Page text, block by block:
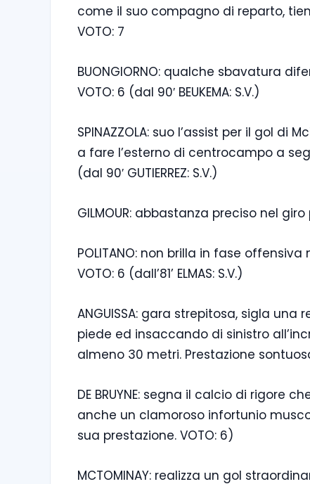
come il suo compagno di reparto,
VOTO: 7
BUONGIORNO: qualche sbavatura
VOTO: 6 (dal 90′ BEUKEMA: S.V.)
SPINAZZOLA: suo l’assist per il gol di
a fare l’esterno di centrocampo a
(dal 90′ GUTIERREZ: S.V.)
GILMOUR: abbastanza preciso nel
POLITANO: non brilla in fase
VOTO: 6 (dall’81’ ELMAS: S.V.)
ANGUISSA: gara strepitosa, sigla
piede ed insaccando di sinistro
almeno 30 metri. Prestazione
DE BRUYNE: segna il calcio di rigore
anche un clamoroso infortunio
sua prestazione. VOTO: 6)
MCTOMINAY: realizza un gol